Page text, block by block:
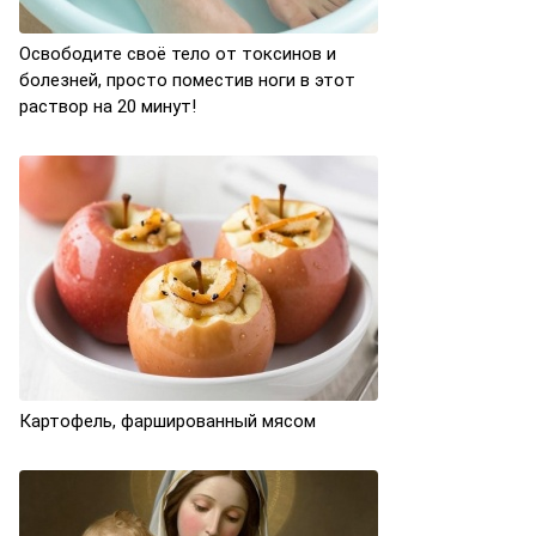
Освободите своё тело от токсинов и
болезней, просто поместив ноги в этот
раствор на 20 минут!
Картофель, фаршированный мясом